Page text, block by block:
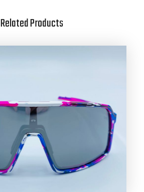
Related Products